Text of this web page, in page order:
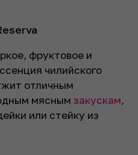
фруктовое и
чилийского
отличным
мясным закускам,
или стейку из